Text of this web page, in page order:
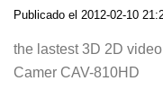
Publicado el 2012-02-10
the lastest 3D 2D
Camer CAV-810HD